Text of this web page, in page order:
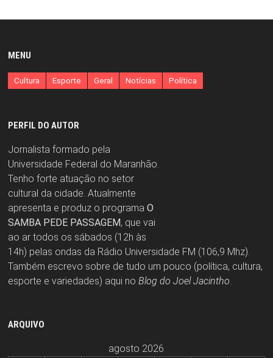
MENU
Cultura Esporte Geral Notícias Política
PERFIL DO AUTOR
Jornalista formado pela
Universidade Federal do Maranhão.
Tenho forte atuação no setor
cultural da cidade. Atualmente
apresenta e produz o programa O
SAMBA PEDE PASSAGEM, que vai
ao ar todos os sábados (12h às
14h) pelas ondas da Rádio Universidade FM (106,9 Mhz).
Também escrevo sobre de tudo um pouco (política, cultura,
esporte e variedades) aqui no Blog do Joel Jacintho
ARQUIVO
agosto 2026